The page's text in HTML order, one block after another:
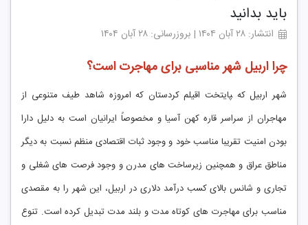
باید بدانید
انتشار: ۲۸ آبان ۱۴۰۴ | بروزرسانی: ۲۸ آبان ۱۴۰۴
چرا اربیل شهر مناسبی برای مهاجرت است؟
شهر اربیل که ‍پایتخت اقیلم کردستان که امروزه شاهد طیف متنوعی از
مهاجران از سراسر قاره کهن آسیا و مخصوصاً ایرانیان است به دلیل دارا
بودن امنیت تقریبا مناسب خود و وجود ثبات اقتصادی منظم نسبت به دیگر
مناطق عراق و همچنین زیرساخت های مدرن و وجود فرصت های شغلی و
تجاری و شانس بالای کسب درآمد دلاری در اربیل، این شهر را به مقصدی
مناسب برای مهاجرت های کوتاه مدت و بلند مدت تبدیل کرده است. تنوع